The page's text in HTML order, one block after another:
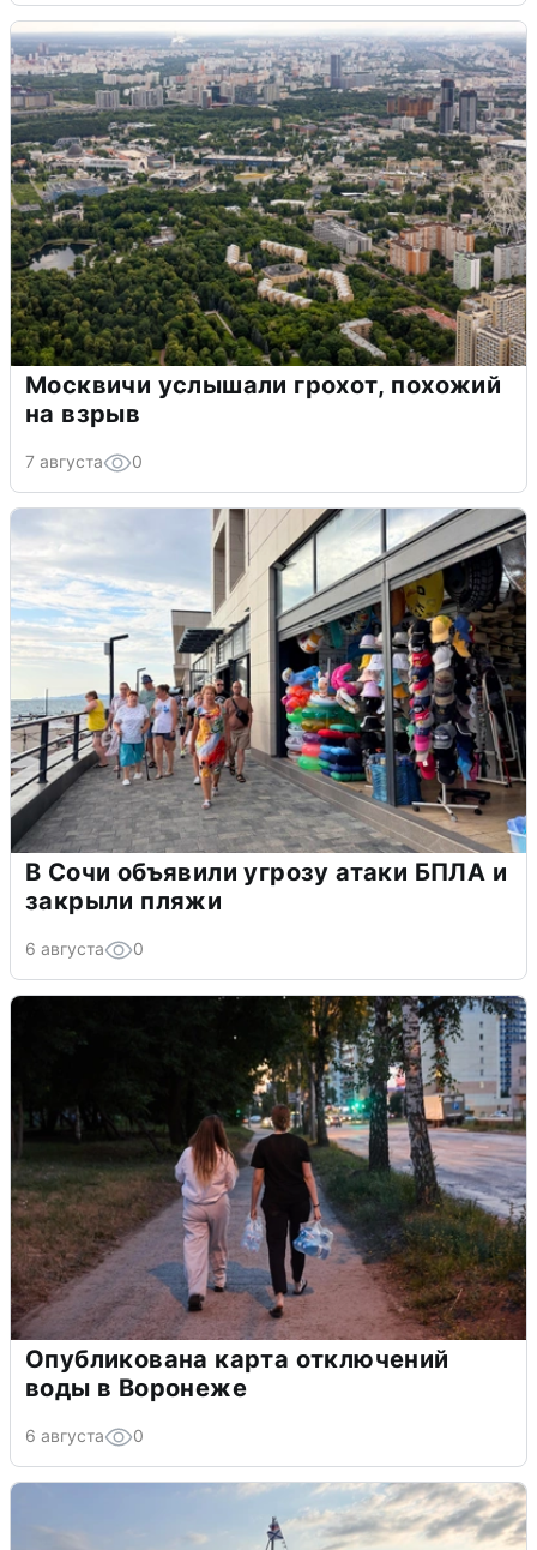
Москвичи услышали грохот, похожий
на взрыв
7 августа 0
В Сочи объявили угрозу атаки БПЛА и
закрыли пляжи
6 августа 0
Опубликована карта отключений
воды в Воронеже
6 августа 0